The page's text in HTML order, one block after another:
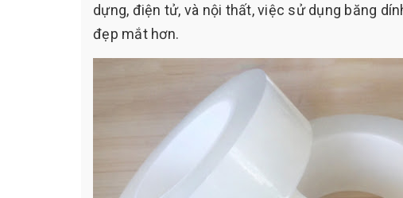
dựng, điện tử, và nội thất, việc sử dụng băng
đẹp mắt hơn.